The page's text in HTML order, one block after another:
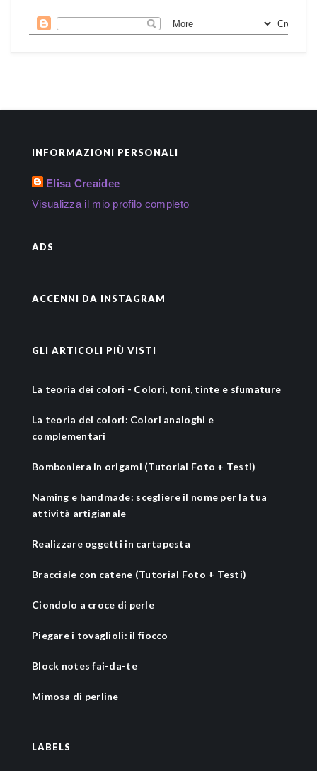
INFORMAZIONI PERSONALI
Elisa Creaidee
Visualizza il mio profilo completo
ADS
ACCENNI DA INSTAGRAM
GLI ARTICOLI PIÙ VISTI
La teoria dei colori - Colori, toni, tinte e sfumature
La teoria dei colori: Colori analoghi e
complementari
Bomboniera in origami (Tutorial Foto + Testi)
Naming e handmade: scegliere il nome per la tua
attività artigianale
Realizzare oggetti in cartapesta
Bracciale con catene (Tutorial Foto + Testi)
Ciondolo a croce di perle
Piegare i tovaglioli: il fiocco
Block notes fai-da-te
Mimosa di perline
LABELS